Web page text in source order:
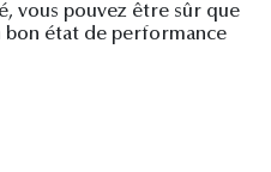
vous pouvez être sûr que
bon état de performance